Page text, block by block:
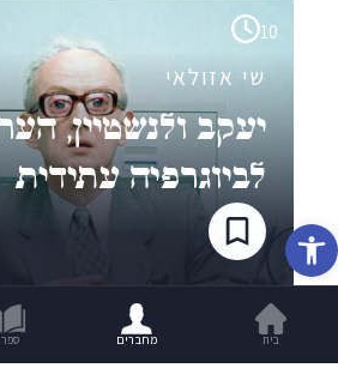
פתח סרגל נגישות
10
שי אזולאי
יעקב ולנשטיין,
לביוגרפיה עתידית
בית מחברים